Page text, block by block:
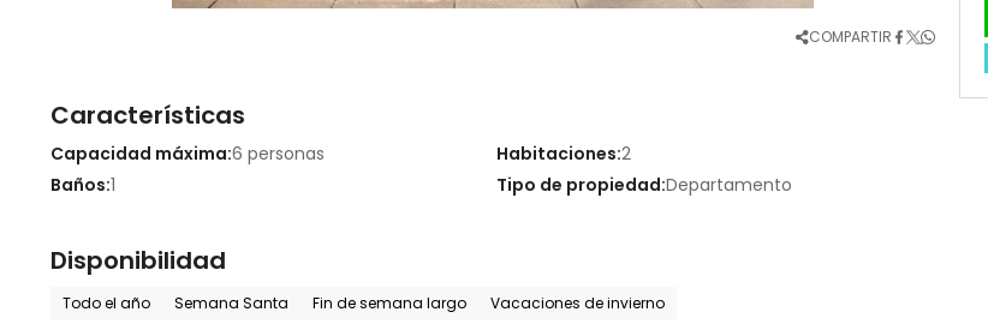
COMPARTIR
Características
Capacidad máxima:6 personas Habitaciones:2
Baños:1 Tipo de propiedad:Departamento
Disponibilidad
Todo el año Semana Santa Fin de semana largo Vacaciones de invierno